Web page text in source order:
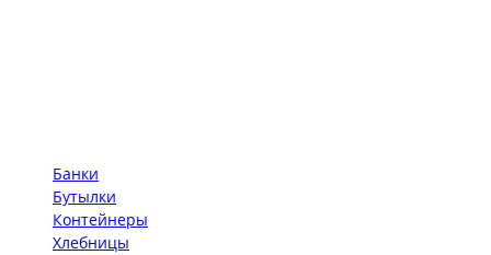
Банки
Бутылки
Контейнеры
Хлебницы